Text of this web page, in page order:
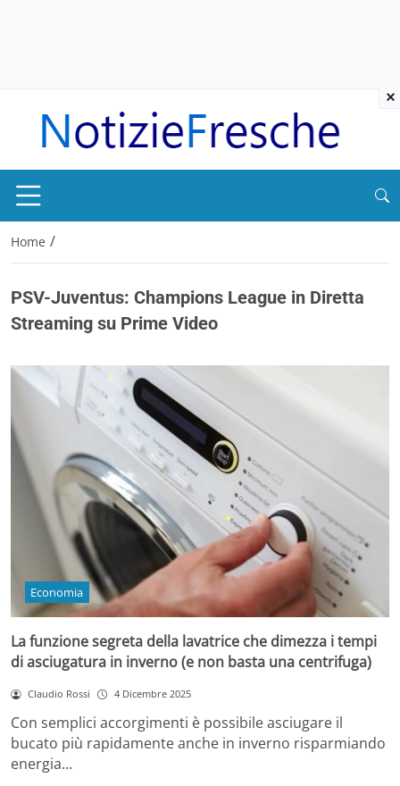
Home /
PSV-Juventus: Champions League in Diretta
Streaming su Prime Video
Economia
La funzione segreta della lavatrice che dimezza i tempi
di asciugatura in inverno (e non basta una centrifuga)
Claudio Rossi 4 Dicembre 2025
Con semplici accorgimenti è possibile asciugare il
bucato più rapidamente anche in inverno risparmiando
energia…
×